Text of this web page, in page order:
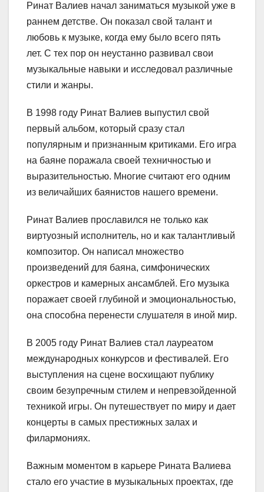
Ринат Валиев начал заниматься музыкой уже в
раннем детстве. Он показал свой талант и
любовь к музыке, когда ему было всего пять
лет. С тех пор он неустанно развивал свои
музыкальные навыки и исследовал различные
стили и жанры.
В 1998 году Ринат Валиев выпустил свой
первый альбом, который сразу стал
популярным и признанным критиками. Его игра
на баяне поражала своей техничностью и
выразительностью. Многие считают его одним
из величайших баянистов нашего времени.
Ринат Валиев прославился не только как
виртуозный исполнитель, но и как талантливый
композитор. Он написал множество
произведений для баяна, симфонических
оркестров и камерных ансамблей. Его музыка
поражает своей глубиной и эмоциональностью,
она способна перенести слушателя в иной мир.
В 2005 году Ринат Валиев стал лауреатом
международных конкурсов и фестивалей. Его
выступления на сцене восхищают публику
своим безупречным стилем и непревзойденной
техникой игры. Он путешествует по миру и дает
концерты в самых престижных залах и
филармониях.
Важным моментом в карьере Рината Валиева
стало его участие в музыкальных проектах, где